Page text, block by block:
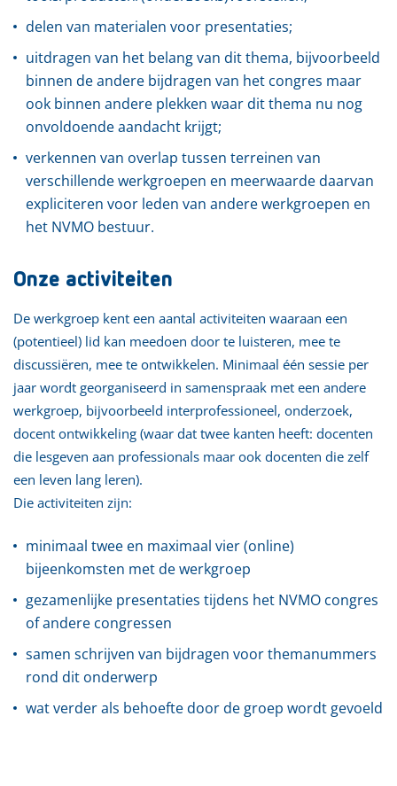
delen van materialen voor presentaties;
uitdragen van het belang van dit thema, bijvoorbeeld
binnen de andere bijdragen van het congres maar
ook binnen andere plekken waar dit thema nu nog
onvoldoende aandacht krijgt;
verkennen van overlap tussen terreinen van
verschillende werkgroepen en meerwaarde daarvan
expliciteren voor leden van andere werkgroepen en
het NVMO bestuur.
Onze activiteiten
De werkgroep kent een aantal activiteiten waaraan een
(potentieel) lid kan meedoen door te luisteren, mee te
discussiëren, mee te ontwikkelen. Minimaal één sessie per
jaar wordt georganiseerd in samenspraak met een andere
werkgroep, bijvoorbeeld interprofessioneel, onderzoek,
docent ontwikkeling (waar dat twee kanten heeft: docenten
die lesgeven aan professionals maar ook docenten die zelf
een leven lang leren).
Die activiteiten zijn:
minimaal twee en maximaal vier (online)
bijeenkomsten met de werkgroep
gezamenlijke presentaties tijdens het NVMO congres
of andere congressen
samen schrijven van bijdragen voor themanummers
rond dit onderwerp
wat verder als behoefte door de groep wordt gevoeld